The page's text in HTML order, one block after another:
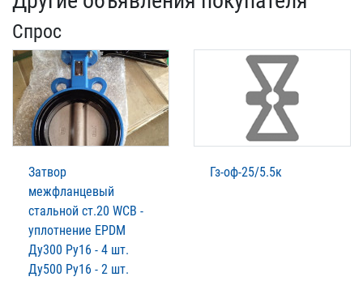
Спрос
Затвор
межфланцевый
стальной ст.20 WCB -
уплотнение EPDM
Ду300 Ру16 - 4 шт.
Ду500 Ру16 - 2 шт.
Гз-оф-25/5.5к